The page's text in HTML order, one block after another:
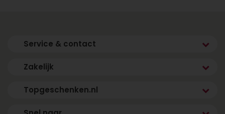
Service & contact
Zakelijk
Topgeschenken.nl